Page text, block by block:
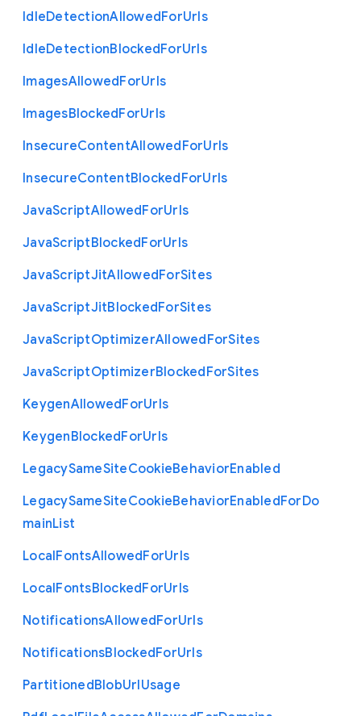
IdleDetectionAllowedForUrls
IdleDetectionBlockedForUrls
ImagesAllowedForUrls
ImagesBlockedForUrls
InsecureContentAllowedForUrls
InsecureContentBlockedForUrls
JavaScriptAllowedForUrls
JavaScriptBlockedForUrls
JavaScriptJitAllowedForSites
JavaScriptJitBlockedForSites
JavaScriptOptimizerAllowedForSites
JavaScriptOptimizerBlockedForSites
KeygenAllowedForUrls
KeygenBlockedForUrls
LegacySameSiteCookieBehaviorEnabled
LegacySameSiteCookieBehaviorEnabledForDo
mainList
LocalFontsAllowedForUrls
LocalFontsBlockedForUrls
NotificationsAllowedForUrls
NotificationsBlockedForUrls
PartitionedBlobUrlUsage